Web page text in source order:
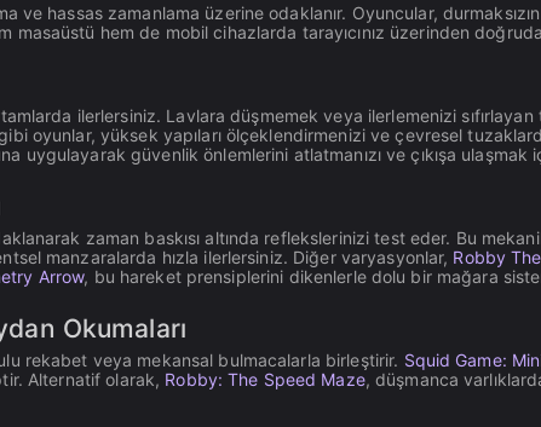
ve hassas zamanlama üzerine odaklanır. Oyuncular,
masaüstü hem de mobil cihazlarda tarayıcınız üzerinden
ilerlersiniz. Lavlara düşmemek veya ilerlemenizi sıfırlayan
oyunlar, yüksek yapıları ölçeklendirmenizi ve çevresel
uygulayarak güvenlik önlemlerini atlatmanızı ve çıkışa ulaşmak
zaman baskısı altında reflekslerinizi test eder. Bu
manzaralarda hızla ilerlersiniz. Diğer varyasyonlar, Robby
Arrow, bu hareket prensiplerini dikenlerle dolu bir mağara
Okumaları
rekabet veya mekansal bulmacalarla birleştirir. Squid Game:
Alternatif olarak, Robby: The Speed Maze, düşmanca